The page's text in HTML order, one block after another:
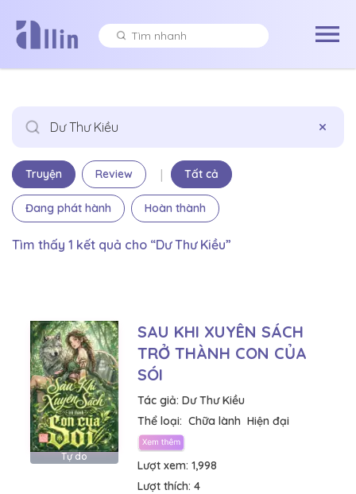
×
Truyện Review | Tất cả
Đang phát hành Hoàn thành
Tìm thấy 1 kết quả cho “Dư Thư Kiều”
Tự do
SAU KHI XUYÊN SÁCH
TRỞ THÀNH CON CỦA
SÓI
Tác giả: Dư Thư Kiều
Thể loại: Chữa lành Hiện đại
Lượt xem: 1,998
Lượt thích: 4